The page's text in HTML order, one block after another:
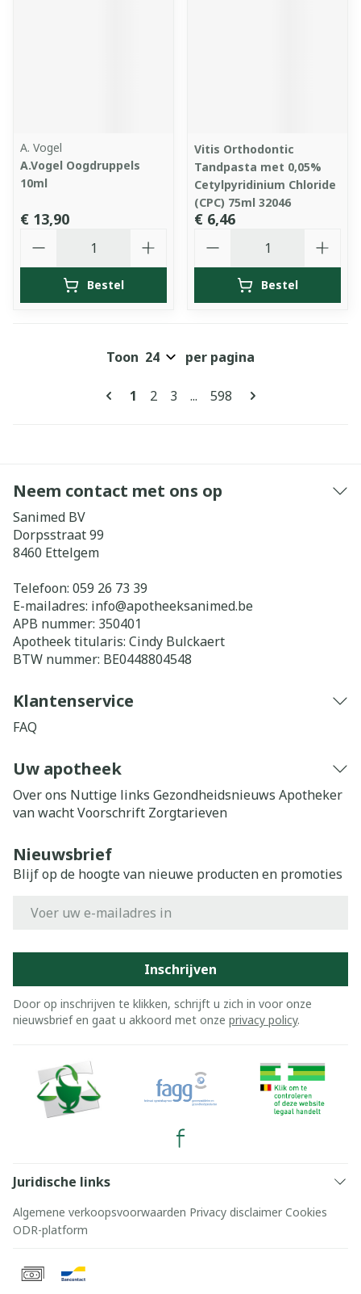
A. Vogel
A.Vogel Oogdruppels
10ml
€ 13,90
Bestel
Vitis Orthodontic
Tandpasta met 0,05%
Cetylpyridinium Chloride
(CPC) 75ml 32046
€ 6,46
Bestel
Pagina's
U lees momenteel pagina
1 Pagina
2 Pagina
3 ... Pagina
598
Toon per pagina
Neem contact met ons op
Sanimed BV
Dorpsstraat 99
8460 Ettelgem
Telefoon: 059 26 73 39
E-mailadres: info@apotheeksanimed.be
APB nummer: 350401
Apotheek titularis: Cindy Bulckaert
BTW nummer: BE0448804548
Klantenservice
FAQ
Uw apotheek
Over ons Nuttige links Gezondheidsnieuws Apotheker
van wachtVoorschrift Zorgtarieven
Nieuwsbrief
Blijf op de hoogte van nieuwe producten en promoties
Inschrijven
Door op inschrijven te klikken, schrijft u zich in voor onze
nieuwsbrief en gaat u akkoord met onze privacy policy.
Juridische links
Algemene verkoopsvoorwaarden Privacy disclaimer Cookies
ODR-platform